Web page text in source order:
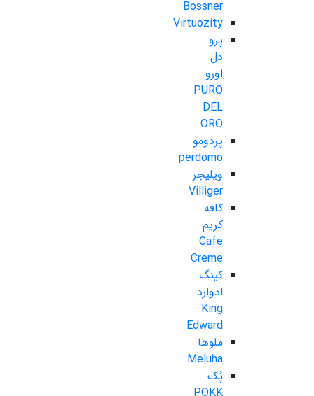
Bossner
Virtuozity
پرو
دل
اورو
PURO
DEL
ORO
پردومو
perdomo
ویلیجر
Villiger
کافه
کریم
Cafe
Creme
کینگ
ادوارد
King
Edward
ملوها
Meluha
پُک